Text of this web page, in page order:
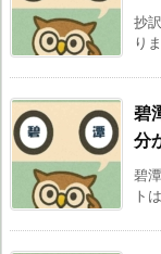
抄
り
碧
分
碧
ト